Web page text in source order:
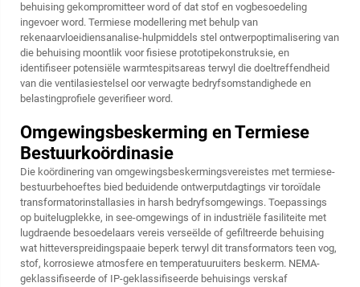
behuising gekompromitteer word of dat stof en vogbesoedeling
ingevoer word. Termiese modellering met behulp van
rekenaarvloeidiensanalise-hulpmiddels stel ontwerpoptimalisering van
die behuising moontlik voor fisiese prototipekonstruksie, en
identifiseer potensiële warmtespitsareas terwyl die doeltreffendheid
van die ventilasiestelsel oor verwagte bedryfsomstandighede en
belastingprofiele geverifieer word.
Omgewingsbeskerming en Termiese
Bestuurkoördinasie
Die koördinering van omgewingsbeskermingsvereistes met termiese-
bestuurbehoeftes bied beduidende ontwerputdagtings vir toroïdale
transformatorinstallasies in harsh bedryfsomgewings. Toepassings
op buitelugplekke, in see-omgewings of in industriële fasiliteite met
lugdraende besoedelaars vereis verseëlde of gefiltreerde behuising
wat hitteverspreidingspaaie beperk terwyl dit transformators teen vog,
stof, korrosiewe atmosfere en temperatuuruiters beskerm. NEMA-
geklassifiseerde of IP-geklassifiseerde behuisings verskaf